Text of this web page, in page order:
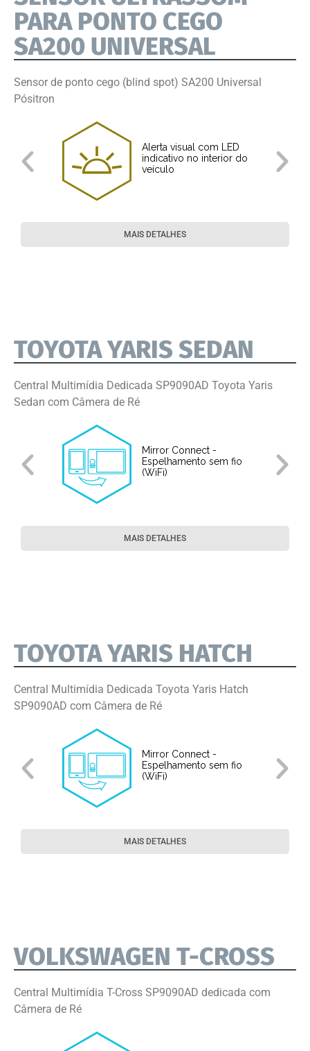
PARA PONTO CEGO
SA200 UNIVERSAL
Sensor de ponto cego (blind spot) SA200 Universal
Pósitron
Alerta visual com LED
indicativo no interior do
veículo
MAIS DETALHES
TOYOTA YARIS SEDAN
Central Multimídia Dedicada SP9090AD Toyota Yaris
Sedan com Câmera de Ré
Mirror Connect -
Espelhamento sem fio
(WiFi)
MAIS DETALHES
TOYOTA YARIS HATCH
Central Multimídia Dedicada Toyota Yaris Hatch
SP9090AD com Câmera de Ré
Mirror Connect -
Espelhamento sem fio
(WiFi)
MAIS DETALHES
VOLKSWAGEN T-CROSS
Central Multimídia T-Cross SP9090AD dedicada com
Câmera de Ré